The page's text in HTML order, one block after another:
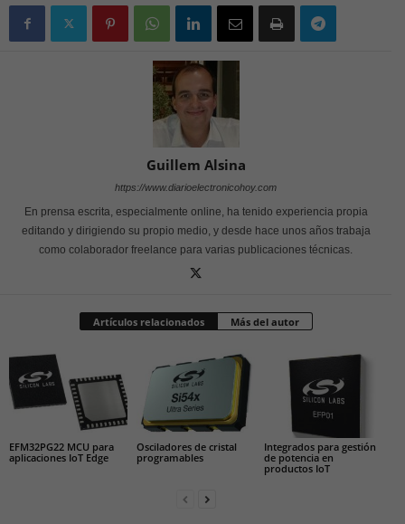
Guillem Alsina
https://www.diarioelectronicohoy.com
En prensa escrita, especialmente online, ha tenido experiencia propia
editando y dirigiendo su propio medio, y desde hace unos años trabaja
como colaborador freelance para varias publicaciones técnicas.
Artículos relacionados Más del autor
EFM32PG22 MCU para
aplicaciones IoT Edge
Osciladores de cristal
programables
Integrados para gestión
de potencia en
productos IoT